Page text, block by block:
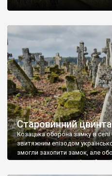
Старовинний
Козацька оборона замку в селі
звитяжним епізодом
змогли захопити замок, але
поховали на цвинтарі, який